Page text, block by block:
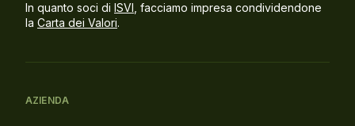
In quanto soci di ISVI , facciamo impresa condividendone
la Carta dei Valori.
AZIENDA